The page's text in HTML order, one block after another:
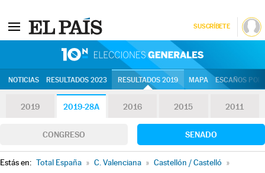
SUSCRÍBETE
NOTICIAS RESULTADOS 2023 RESULTADOS 2019 MAPA ESCAÑOS
2019 2019-28A 2016 2015 2011
CONGRESO SENADO
Estás en: Total España » C. Valenciana » Castellón / Castelló »